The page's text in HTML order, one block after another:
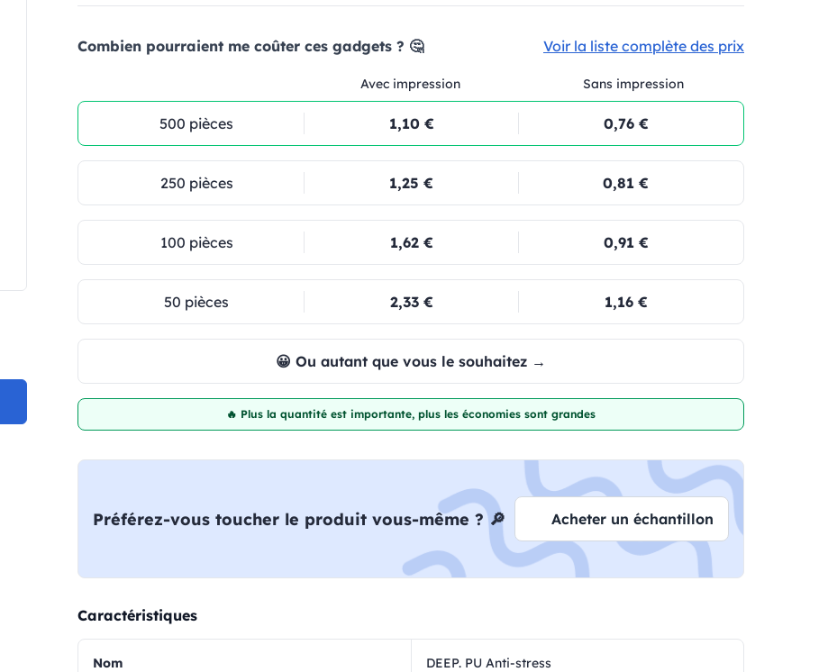
Combien pourraient me coûter ces gadgets ? 🤔 Voir la liste complète des prix
Avec impression Sans impression
500 pièces 1,10 € 0,76 €
250 pièces 1,25 € 0,81 €
100 pièces 1,62 € 0,91 €
50 pièces 2,33 € 1,16 €
😀 Ou autant que vous le souhaitez →
🔥 Plus la quantité est importante, plus les économies sont grandes
Préférez-vous toucher le produit vous-même ? 🔎 Acheter un échantillon
Caractéristiques
Nom DEEP. PU Anti-stress